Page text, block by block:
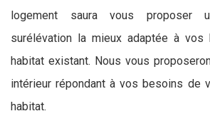
logement saura vous proposer
surélévation la mieux adaptée à
habitat existant. Nous vous
intérieur répondant à vos besoins de
habitat.